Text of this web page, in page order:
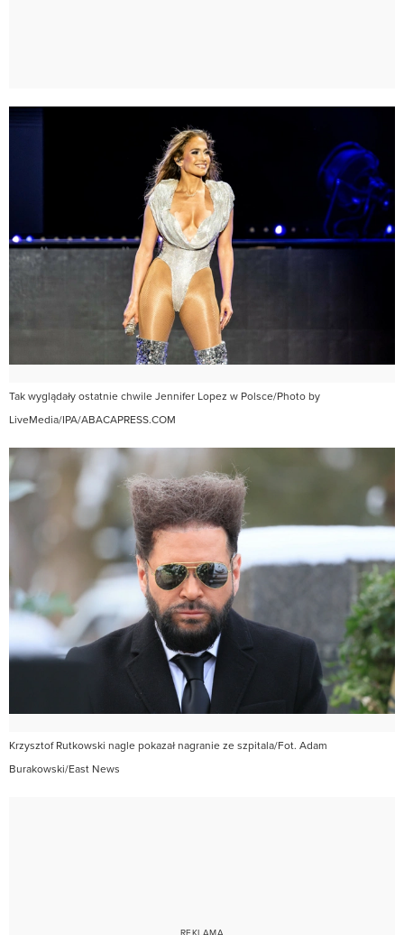
Tak wyglądały ostatnie chwile Jennifer Lopez w Polsce/Photo by
LiveMedia/IPA/ABACAPRESS.COM
Krzysztof Rutkowski nagle pokazał nagranie ze szpitala/Fot. Adam
Burakowski/East News